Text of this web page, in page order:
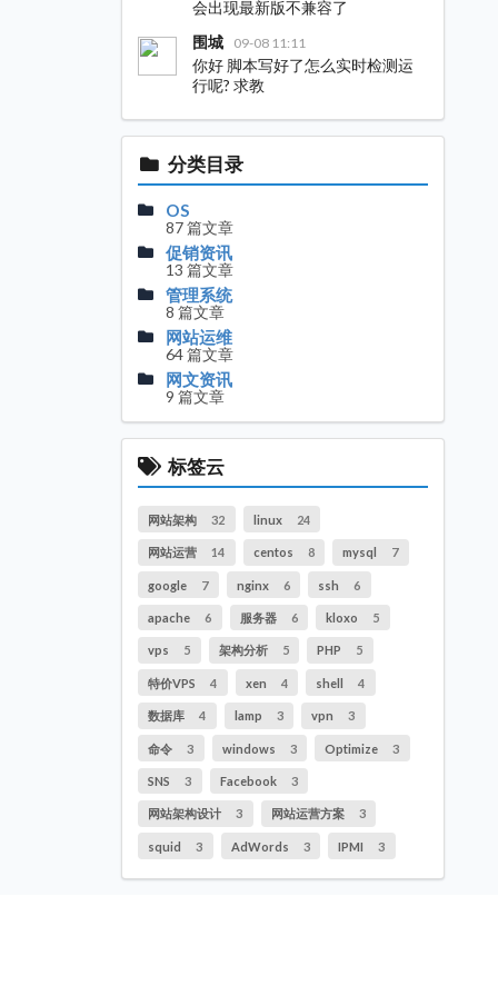
会出现最新版不兼容了
围城
09-08 11:11
你好 脚本写好了怎么实时检测运
行呢? 求教
分类目录
OS
87 篇文章
促销资讯
13 篇文章
管理系统
8 篇文章
网站运维
64 篇文章
网文资讯
9 篇文章
标签云
网站架构 32 linux 24
网站运营 14 centos 8 mysql 7
google 7 nginx 6 ssh 6
apache 6 服务器 6 kloxo 5
vps 5 架构分析 5 PHP 5
特价VPS 4 xen 4 shell 4
数据库 4 lamp 3 vpn 3
命令 3 windows 3 Optimize 3
SNS 3 Facebook 3
网站架构设计 3 网站运营方案 3
squid 3 AdWords 3 IPMI 3